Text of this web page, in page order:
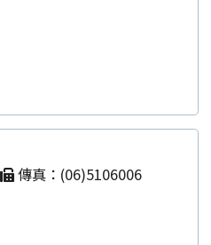
傳真：(06)5106006